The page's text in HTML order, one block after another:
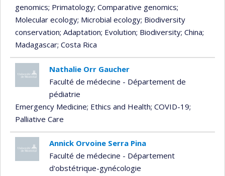
genomics; Primatology; Comparative genomics;
Molecular ecology; Microbial ecology; Biodiversity
conservation; Adaptation; Evolution; Biodiversity; China;
Madagascar; Costa Rica
Nathalie Orr Gaucher
Faculté de médecine - Département de
pédiatrie
Emergency Medicine; Ethics and Health; COVID-19;
Palliative Care
Annick Orvoine Serra Pina
Faculté de médecine - Département
d'obstétrique-gynécologie